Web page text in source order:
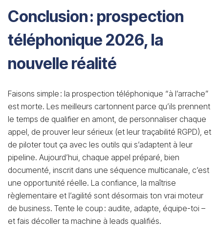
Conclusion : prospection
téléphonique 2026, la
nouvelle réalité
Faisons simple : la prospection téléphonique “à l’arrache”
est morte. Les meilleurs cartonnent parce qu’ils prennent
le temps de qualifier en amont, de personnaliser chaque
appel, de prouver leur sérieux (et leur traçabilité RGPD), et
de piloter tout ça avec les outils qui s’adaptent à leur
pipeline. Aujourd’hui, chaque appel préparé, bien
documenté, inscrit dans une séquence multicanale, c’est
une opportunité réelle. La confiance, la maîtrise
règlementaire et l’agilité sont désormais ton vrai moteur
de business. Tente le coup : audite, adapte, équipe-toi –
et fais décoller ta machine à leads qualifiés.